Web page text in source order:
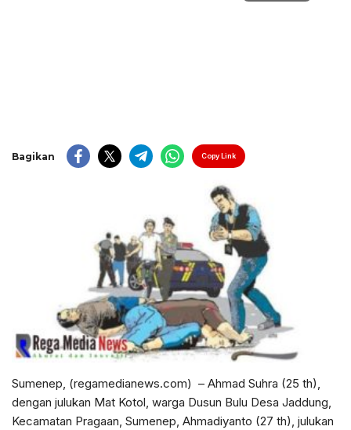
Bagikan Copy Link
Sumenep, (regamedianews.com) – Ahmad Suhra (25 th),
dengan julukan Mat Kotol, warga Dusun Bulu Desa Jaddung,
Kecamatan Pragaan, Sumenep, Ahmadiyanto (27 th), julukan